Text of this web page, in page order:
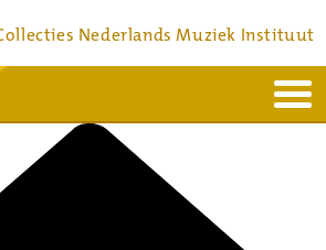
Nederlands Muziek Instituut